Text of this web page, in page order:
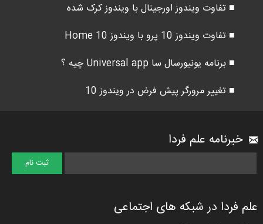
■ تفاوت ویندوز اورجینال با ویندوز کرک شده
■ تفاوت ویندوز 10 پرو با ویندوز 10 Home
■ برنامه یونیورسال سا Universal app چیه ؟
■ تغییر مرورگر پیش فرض در ویندوز 10
خبرنامه علم فردا
علم فردا در شبکه های اجتماعی